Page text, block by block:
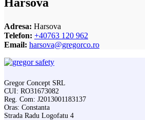
Adresa: Harsova
Telefon: +40763 120 962
Email: harsova@gregorco.ro
Gregor Concept SRL
CUI: RO31673082
Reg. Com: J2013001183137
Oras: Constanta
Strada Radu Logofatu 4